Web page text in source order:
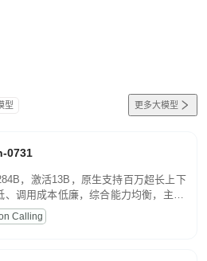
型 更多大模型
0731
，激活13B，原生支持百万超长上下
调用成本低廉，综合能力均衡，主打
对话、内容创作、基础 RAG、批量
Calling